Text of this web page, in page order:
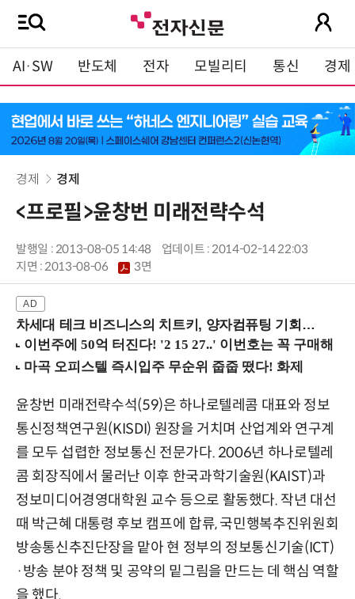
AI·SW 반도체 전자 모빌리티 통신 경제
경제 경제
<프로필>윤창번 미래전략수석
발행일 : 2013-08-05 14:48
업데이트 : 2014-02-14 22:03
지면 :2013-08-06 3면
차세대 테크 비즈니스의 치트키, 양자컴퓨팅 기회를 선점하라! (8/28 강남역)
윤창번 미래전략수석(59)은 하나로텔레콤 대표와 정보
통신정책연구원(KISDI) 원장을 거치며 산업계와 연구계
를 모두 섭렵한 정보통신 전문가다. 2006년 하나로텔레
콤 회장직에서 물러난 이후 한국과학기술원(KAIST)과
정보미디어경영대학원 교수 등으로 활동했다. 작년 대선
때 박근혜 대통령 후보 캠프에 합류, 국민행복추진위원회
방송통신추진단장을 맡아 현 정부의 정보통신기술(ICT)
·방송 분야 정책 및 공약의 밑그림을 만드는 데 핵심 역할
을 했다.